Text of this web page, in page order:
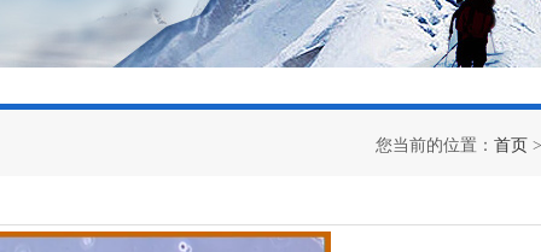
您当前的位置： 首页